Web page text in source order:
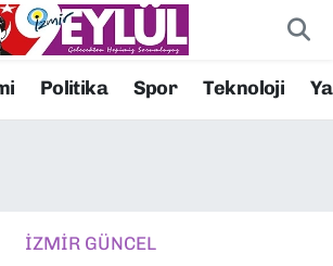
Politika Spor Teknoloji
İZMİR GÜNCEL
Eczaneler
Durumu ve Fikstür